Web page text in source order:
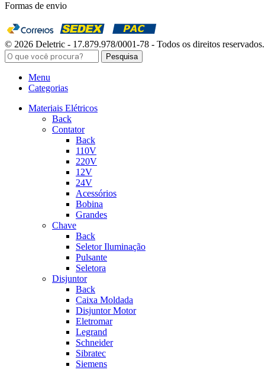
Formas de envio
© 2026 Deletric - 17.879.978/0001-78 - Todos os direitos reservados.
Pesquisa
Menu
Categorias
Materiais Elétricos
Back
Contator
Back
110V
220V
12V
24V
Acessórios
Bobina
Grandes
Chave
Back
Seletor Iluminação
Pulsante
Seletora
Disjuntor
Back
Caixa Moldada
Disjuntor Motor
Eletromar
Legrand
Schneider
Sibratec
Siemens